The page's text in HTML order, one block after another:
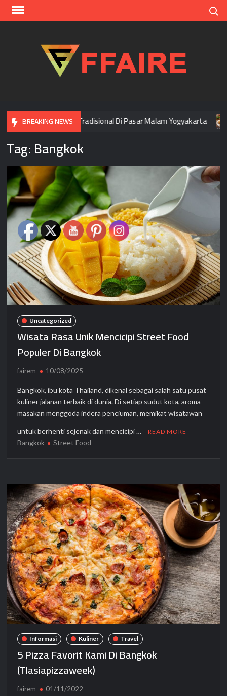
Skip
BREAKING NEWS
Cita Rasa Tradisional Di Pasar Malam Yogyakarta
Tag:Bangkok
Uncategorized
Wisata Rasa Unik Mencicipi Street Food
Populer Di Bangkok
fairem 10/08/2025
Bangkok, ibu kota Thailand, dikenal sebagai salah satu pusat
kuliner jalanan terbaik di dunia. Di setiap sudut kota, aroma
masakan menggoda indera penciuman, memikat wisatawan
untuk berhenti sejenak dan mencicipi … READ MORE
Bangkok Street Food
Informasi Kuliner Travel
5 Pizza Favorit Kami Di Bangkok
(Tlasiapizzaweek)
fairem 01/11/2022